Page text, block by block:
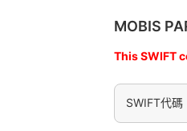
MOBIS
This SWIFT
SWIFT代碼